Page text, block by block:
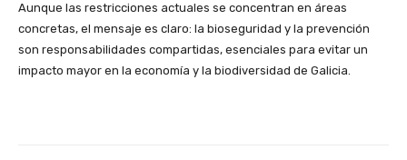
Aunque las restricciones actuales se concentran en áreas
concretas, el mensaje es claro: la bioseguridad y la prevención
son responsabilidades compartidas, esenciales para evitar un
impacto mayor en la economía y la biodiversidad de Galicia.